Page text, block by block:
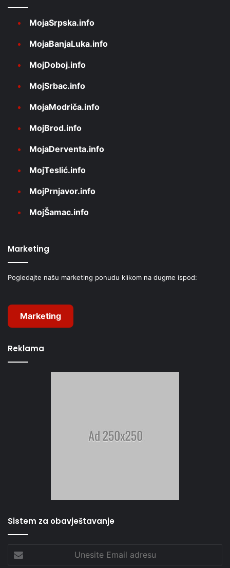
MojaSrpska.info
MojaBanjaLuka.info
MojDoboj.info
MojSrbac.info
MojaModriča.info
MojBrod.info
MojaDerventa.info
MojTeslić.info
MojPrnjavor.info
MojŠamac.info
Marketing
Pogledajte našu marketing ponudu klikom na dugme ispod:
Marketing
Reklama
Sistem za obavještavanje
Email